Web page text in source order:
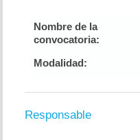
Nombre de la
convocatoria:
Modalidad:
Responsable